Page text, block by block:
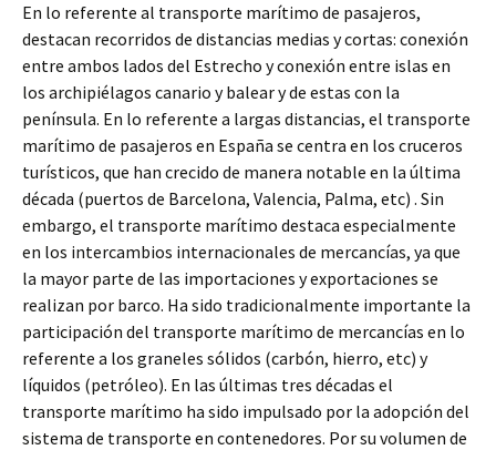
En lo referente al transporte marítimo de pasajeros,
destacan recorridos de distancias medias y cortas: conexión
entre ambos lados del Estrecho y conexión entre islas en
los archipiélagos canario y balear y de estas con la
península. En lo referente a largas distancias, el transporte
marítimo de pasajeros en España se centra en los cruceros
turísticos, que han crecido de manera notable en la última
década (puertos de Barcelona, Valencia, Palma, etc) . Sin
embargo, el transporte marítimo destaca especialmente
en los intercambios internacionales de mercancías, ya que
la mayor parte de las importaciones y exportaciones se
realizan por barco. Ha sido tradicionalmente importante la
participación del transporte marítimo de mercancías en lo
referente a los graneles sólidos (carbón, hierro, etc) y
líquidos (petróleo). En las últimas tres décadas el
transporte marítimo ha sido impulsado por la adopción del
sistema de transporte en contenedores. Por su volumen de